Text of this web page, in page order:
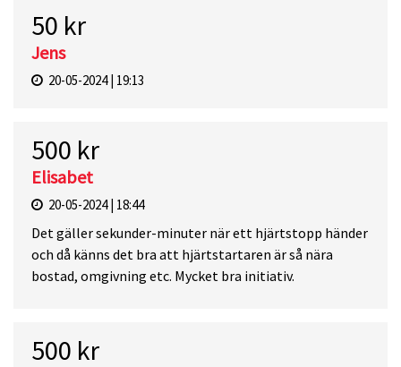
50 kr
Jens
20-05-2024 | 19:13
500 kr
Elisabet
20-05-2024 | 18:44
Det gäller sekunder-minuter när ett hjärtstopp händer
och då känns det bra att hjärtstartaren är så nära
bostad, omgivning etc. Mycket bra initiativ.
500 kr